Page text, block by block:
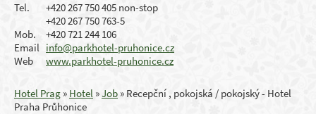
Tel.
+420 267 750 405 non-stop
+420 267 750 763-5
Mob.
+420 721 244 106
Email info@parkhotel-pruhonice.cz
Web
www.parkhotel-pruhonice.cz
Hotel Prag » Hotel »Job » Recepční , pokojská / pokojský - Hotel
Praha Průhonice